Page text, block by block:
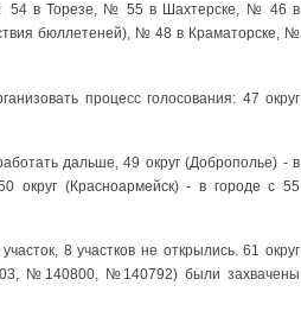
54 в Торезе, № 55 в Шахтерске, № 46 в
бюллетеней), № 48 в Краматорске, №
процесс голосования: 47 округ
дальше, 49 округ (Доброполье) - в
округ (Красноармейск) - в городе с 55
8 участков не открылись. 61 округ
№140800, №140792) были захвачены